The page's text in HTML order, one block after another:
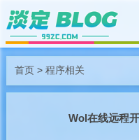
首页> 程序相关
Wol在线远程